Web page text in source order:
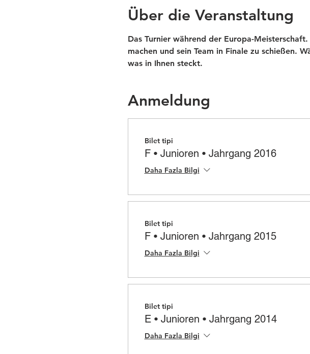
Über die Veranstaltung
Das Turnier während der Europa-
machen und sein Team in Finale zu schießen.
was in Ihnen steckt.
Anmeldung
Bilet tipi
F • Junioren • Jahrgang 2016
Daha Fazla Bilgi
Bilet tipi
F • Junioren • Jahrgang 2015
Daha Fazla Bilgi
Bilet tipi
E • Junioren • Jahrgang 2014
Daha Fazla Bilgi